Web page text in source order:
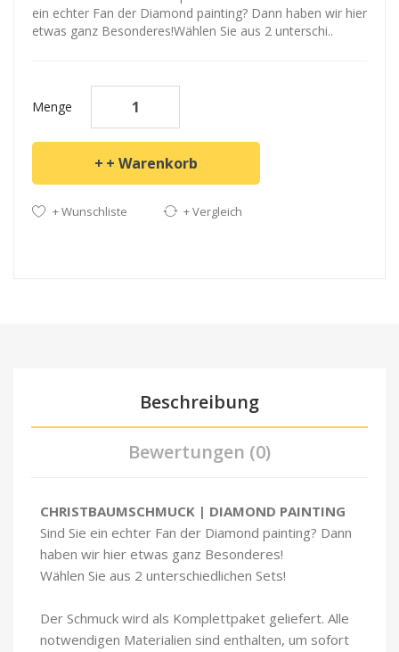
ein echter Fan der Diamond painting? Dann haben wir hier
etwas ganz Besonderes!Wählen Sie aus 2 unterschi..
Menge
+ Warenkorb
+ Wunschliste + Vergleich
Beschreibung
Bewertungen (0)
CHRISTBAUMSCHMUCK | DIAMOND PAINTING
Sind Sie ein echter Fan der Diamond painting? Dann
haben wir hier etwas ganz Besonderes!
Wählen Sie aus 2 unterschiedlichen Sets!
Der Schmuck wird als Komplettpaket geliefert. Alle
notwendigen Materialien sind enthalten, um sofort